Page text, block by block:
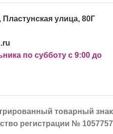
улица, 80Г
по субботу с 9:00 до
товарный знак
регистрации № 1057757